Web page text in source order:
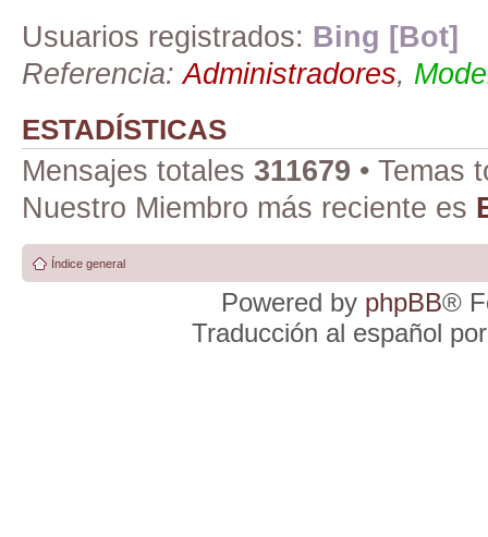
Usuarios registrados: Bing [Bot]
Referencia:Administradores,
ESTADÍSTICAS
Mensajes totales 311679 • Temas
Nuestro Miembro más reciente es
Índice general
Powered by phpBB®
Traducción al español